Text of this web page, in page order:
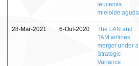
leucemia
mieloide aguda
28-Mar-2021 6-Out-2020
The LAN and
TAM airlines
merger under a
Strategic
Variance